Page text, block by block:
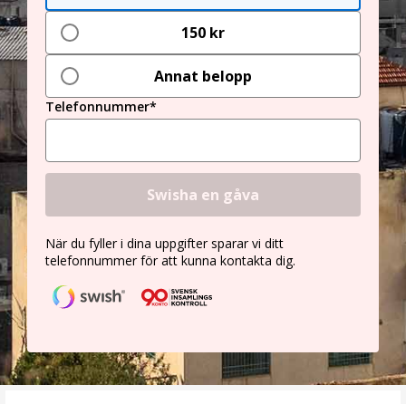
150 kr
Annat belopp
Telefonnummer*
Swisha en gåva
När du fyller i dina uppgifter sparar vi ditt
telefonnummer för att kunna kontakta dig.